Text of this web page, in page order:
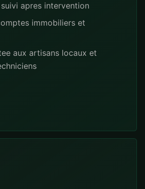
apres intervention
immobiliers et
aux artisans locaux et